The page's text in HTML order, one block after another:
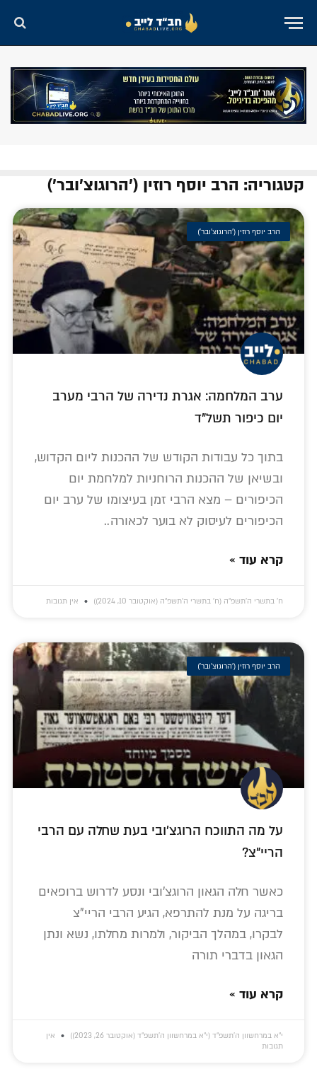
קטגוריה: הרב יוסף רוזין ('הרוגוצ'ובר')
הרב יוסף רוזין ('הרוגוצ'ובר')
ערב המלחמה: אגרת נדירה של הרבי מערב
יום כיפור תשל"ד
בתוך כל עבודות הקודש של ההכנות ליום הקדוש,
ובשיאן של ההכנות הרוחניות למלחמת יום
הכיפורים – מצא הרבי זמן בעיצומו של ערב יום
הכיפורים לעיסוק לא בוער לכאורה..
קרא עוד »
ח׳ בתשרי ה׳תשפ״ה (ח׳ בתשרי ה׳תשפ״ה (אוקטובר 10, 2024)) אין תגובות
הרב יוסף רוזין ('הרוגוצ'ובר')
על מה התווכח הרוגצ'ובי בעת שחלה עם הרבי
הריי"צ?
כאשר חלה הגאון הרוגצ'ובי ונסע לדרוש ברופאים
בריגה על מנת להתרפא, הגיע הרבי הריי"צ
לבקרו, במהלך הביקור, ולמרות מחלתו, נשא ונתן
הגאון בדברי תורה
קרא עוד »
י״א במרחשוון ה׳תשפ״ד (י״א במרחשוון ה׳תשפ״ד (אוקטובר 26, 2023))
אין
תגובות